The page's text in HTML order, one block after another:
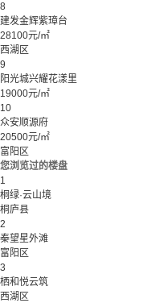
8
建发金辉紫璋台
28100元/㎡
西湖区
9
阳光城兴耀花漾里
19000元/㎡
10
众安顺源府
20500元/㎡
富阳区
您浏览过的楼盘
1
桐绿·云山境
桐庐县
2
秦望星外滩
富阳区
3
栖和悦云筑
西湖区